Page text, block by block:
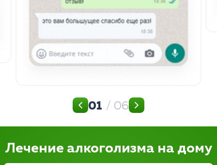
01 / 06
Лечение алкоголизма на дому